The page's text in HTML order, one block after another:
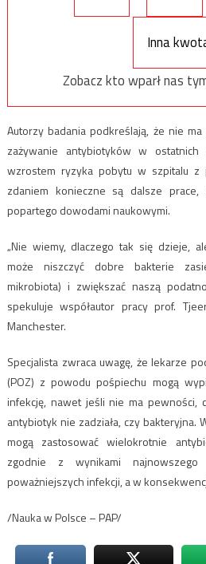
Inna
Zobacz kto wparł nas
Autorzy badania podkreślają, że nie
zażywanie antybiotyków w
wzrostem ryzyka pobytu w szpitalu z
zdaniem konieczne są dalsze
popartego dowodami naukowymi.
„Nie wiemy, dlaczego tak się dzieje,
może niszczyć dobre bakterie
mikrobiota) i zwiększać naszą
spekuluje współautor pracy prof.
Manchester.
Specjalista zwraca uwagę, że lekarze
(POZ) z powodu pośpiechu mogą
infekcję, nawet jeśli nie ma
antybiotyk nie zadziała, czy bakteryjna.
mogą zastosować wielokrotnie
zgodnie z wynikami
poważniejszych infekcji, a w
/Nauka w Polsce – PAP/